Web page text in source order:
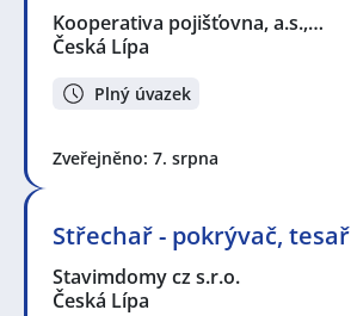
Kooperativa pojišťovna, a.s.,…
Česká Lípa
Plný úvazek
Zveřejněno: 7. srpna
Střechař - pokrývač, tesař
Stavimdomy cz s.r.o.
Česká Lípa